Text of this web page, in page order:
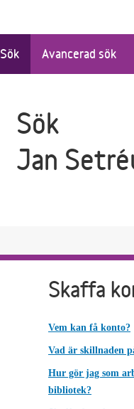
Sök Avancerad sök
Sök
Jan
Skaffa
Vem kan få konto?
Vad är skillnaden
Hur gör jag som
bibliotek?